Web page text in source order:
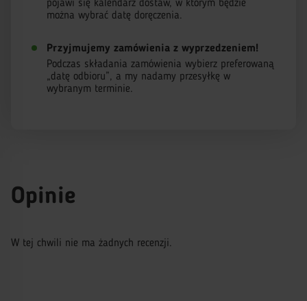
pojawi się kalendarz dostaw, w którym będzie
można wybrać datę doręczenia.
Przyjmujemy zamówienia z wyprzedzeniem!
Podczas składania zamówienia wybierz preferowaną
„datę odbioru”, a my nadamy przesyłkę w
wybranym terminie.
Opinie
W tej chwili nie ma żadnych recenzji.